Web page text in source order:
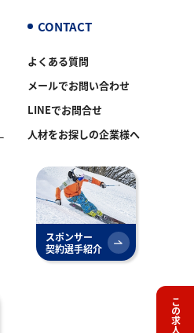
CONTACT
よくある質問
メールでお問い合わせ
LINEでお問合せ
人材をお探しの企業様へ
スポンサー
契約選手紹介